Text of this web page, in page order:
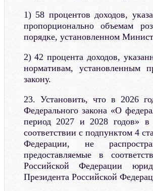
1) 58 процентов доходов,
пропорционально объемам
порядке, установленном
2) 42 процента доходов,
нормативам, установленным
закону.
23. Установить, что в 2026
Федерального закона «О
период 2027 и 2028 годов»
соответствии с подпунктом 4
Федерации, не
предоставляемые в
Российской Федерации
Президента Российской